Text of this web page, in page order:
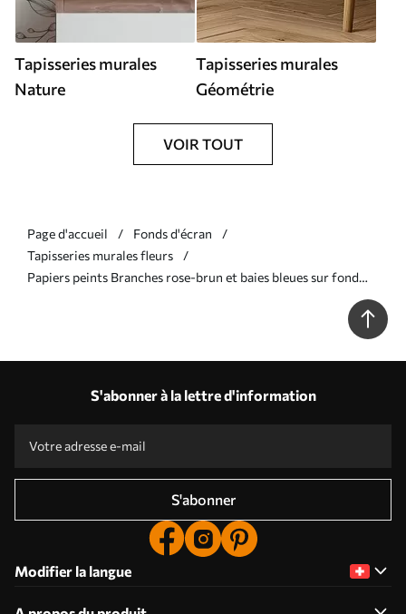
Tapisseries murales
Nature
Tapisseries murales
Géométrie
VOIR TOUT
Page d'accueil
Fonds d'écran
Tapisseries murales fleurs
Papiers peints Branches rose-brun et baies bleues sur fond
S'abonner à la lettre d'information
S'abonner
Modifier la langue